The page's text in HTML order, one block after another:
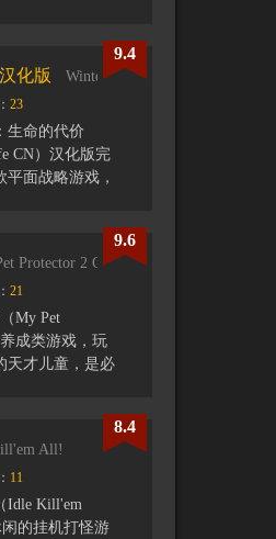
林，农场以及沙
村庄，购买新技
化版
WinterFalling:Price of Life CN
23
生命的代价
CN）汉化版完
面战略游戏，
动，该游戏是受
你的Steam愿
时得到通知。
9.4
Protector 2 CN
21
My Pet
成类游戏，玩
天才儿童，是必
主角小小年纪就
在重建家园的同
正的英雄。
本作里甚至包
正式开始游戏
9.6
All!
11
Idle Kill'em
的挂机打怪游
8.4